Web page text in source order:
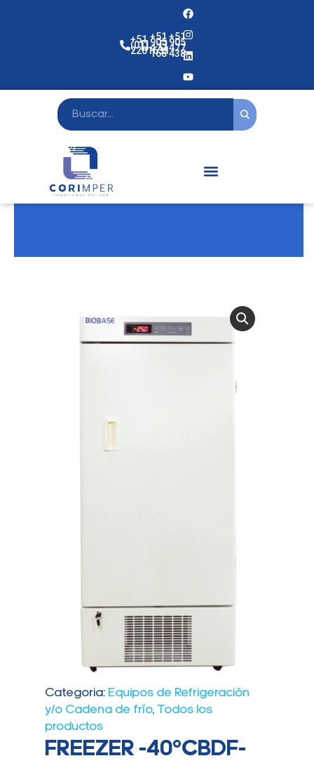
+51
(01)
2201631
+51
905
477
168
+51
905
477
438
Categoria: Equipos de Refrigeración
y/o Cadena de frío, Todos los
productos
FREEZER -40°CBDF-